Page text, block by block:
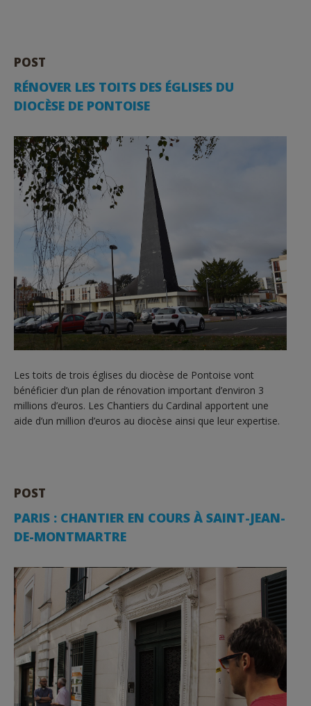
POST
RÉNOVER LES TOITS DES ÉGLISES DU
DIOCÈSE DE PONTOISE
Les toits de trois églises du diocèse de Pontoise vont
bénéficier d’un plan de rénovation important d’environ 3
millions d’euros. Les Chantiers du Cardinal apportent une
aide d’un million d’euros au diocèse ainsi que leur expertise.
POST
PARIS : CHANTIER EN COURS À SAINT-JEAN-
DE-MONTMARTRE